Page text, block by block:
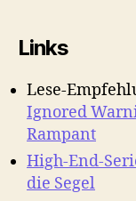
Links
Lese-
Ignored
Rampant
High-End-
die Segel